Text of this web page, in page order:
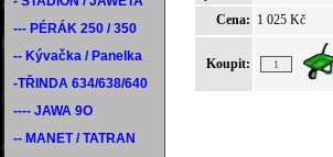
--- PÉRÁK 250 / 350
-- Kývačka / Panelka
-TŘINDA 634/638/640
---- JAWA 9O
-- MANET / TATRAN
Cena: 1 025 Kč
Koupit: